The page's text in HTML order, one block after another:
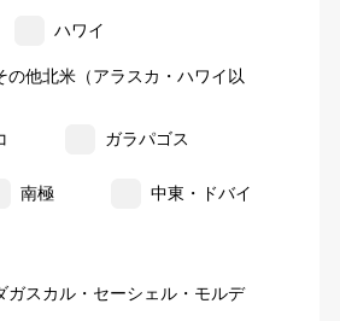
ハワイ
の他北米（アラスカ・ハワイ以
ガラパゴス
南極 中東・ドバイ
ガスカル・セーシェル・モルデ